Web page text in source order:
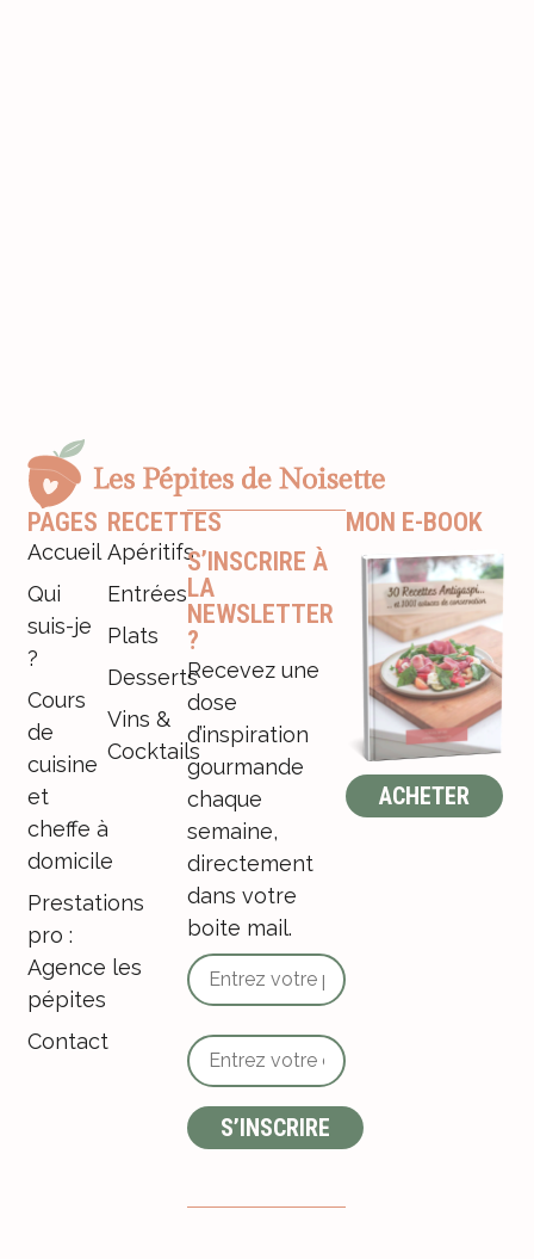
PAGES
Accueil
Qui
suis-je
?
Cours
de
cuisine
et
cheffe à
domicile
Prestations
pro :
Agence les
pépites
Contact
RECETTES
Apéritifs
Entrées
Plats
Desserts
Vins &
Cocktails
S’INSCRIRE À
LA
NEWSLETTER
?
Recevez une
dose
d’inspiration
gourmande
chaque
semaine,
directement
dans votre
boite mail.
MON E-BOOK
ACHETER